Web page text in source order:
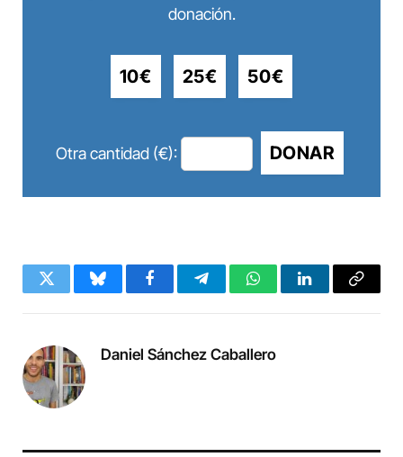
donación.
10€ 25€ 50€
Otra cantidad (€): DONAR
Twitter BlueskyFacebookTelegramWhatsAppLinkedInCopy
Daniel Sánchez Caballero